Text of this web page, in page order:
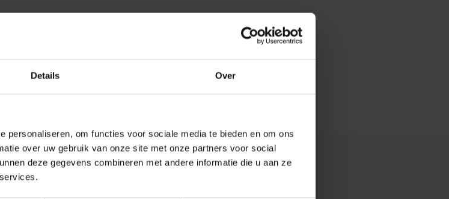
Details Over
personaliseren, om functies voor sociale media te bieden en om ons
over uw gebruik van onze site met onze partners voor social
deze gegevens combineren met andere informatie die u aan ze